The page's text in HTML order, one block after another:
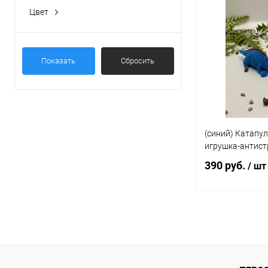
Цвет
Показать Сбросить
Купить в 1
В избранное
(синий)
игрушка-
390 руб. / шт
Купить в 1